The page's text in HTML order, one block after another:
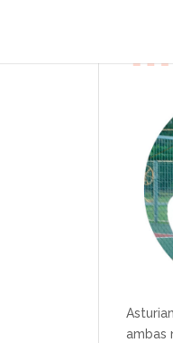
ambas